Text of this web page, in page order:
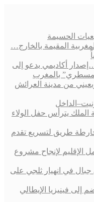
الحسيمة
المقيمة بالخارج…
أكاديمي يدعو إلى
بالمغرب
من مدينة العرائش
الملك يترأس حفل الولاء
طريق لتسريع تقدم
لإنجاح مشروع
في انهيار ثلجي على
إلى فينيزيا الإيطالي